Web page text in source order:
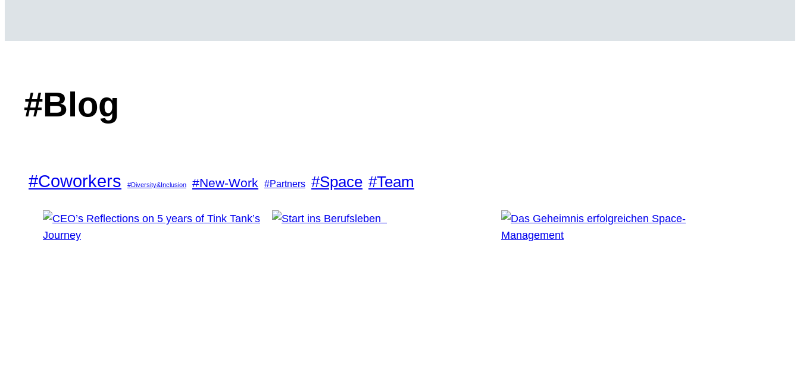
#Blog
#Coworkers #Diversity&Inclusion #New-Work #Partners #Space #Team